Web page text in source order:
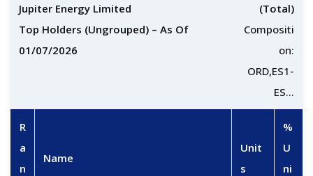
Jupiter Energy Limited
Top Holders (Ungrouped) – As Of
01/07/2026
(Total)
Compositi
on:
ORD,ES1-
ES...
R
a
n
Name
Unit
s
%
U
ni